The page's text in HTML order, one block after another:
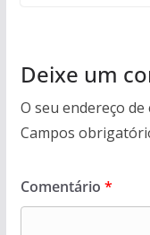
Deixe um
O seu endereço
Campos
Comentário *